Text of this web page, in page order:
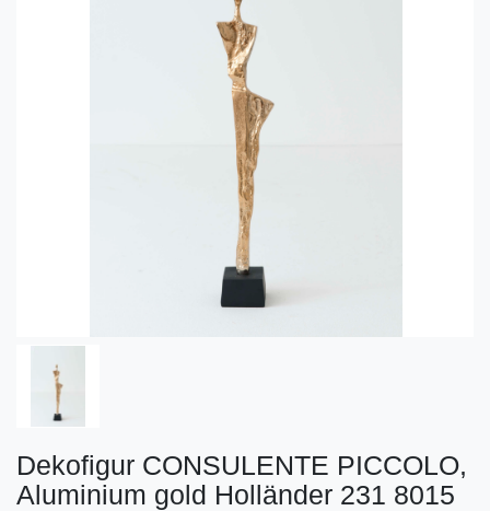
Dekofigur CONSULENTE PICCOLO,
Aluminium gold Holländer 231 8015